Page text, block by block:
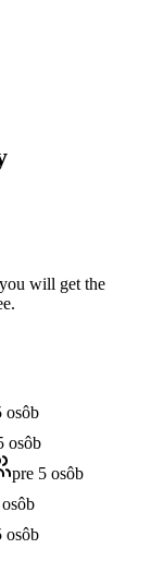
will get the
osôb
osôb
pre 5 osôb
osôb